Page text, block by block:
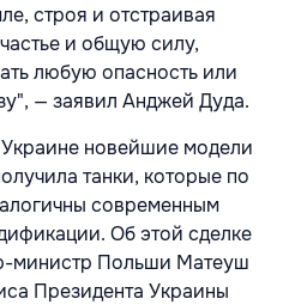
строя и отстраивая
и общую силу,
любую опасность или
— заявил Анджей Дуда.
новейшие модели
танки, которые по
современным
Об этой сделке
министр Польши Матеуш
Президента Украины